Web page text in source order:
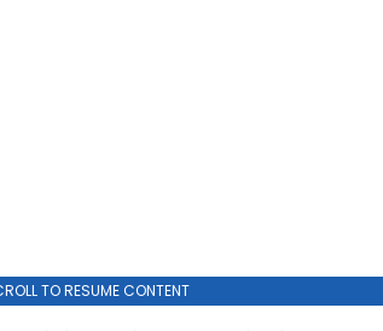
TO RESUME CONTENT